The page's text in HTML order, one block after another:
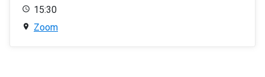
15:30
Zoom